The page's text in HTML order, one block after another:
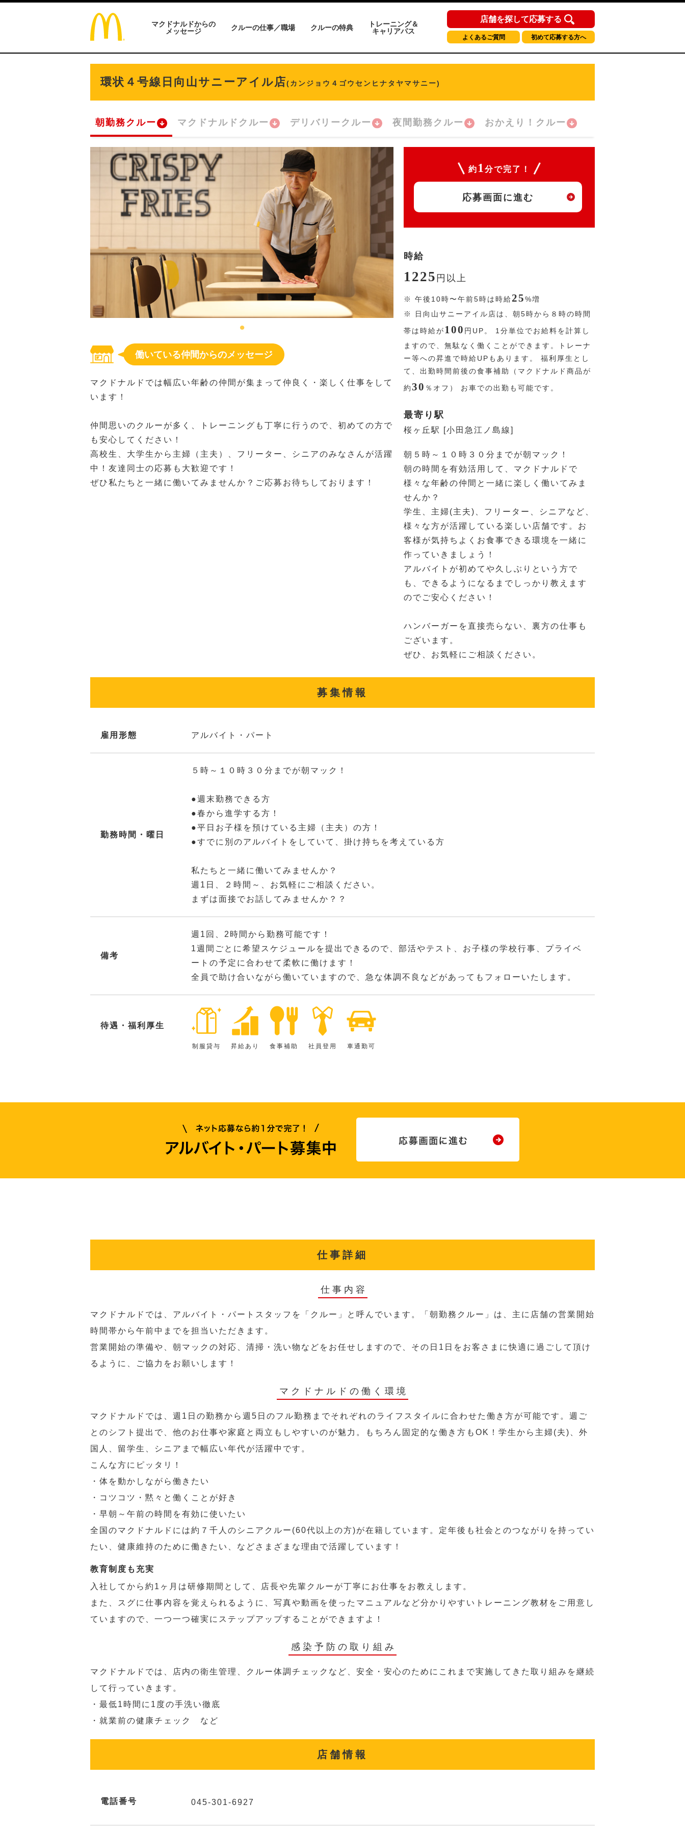
マクドナルドからの
メッセージ
クルーの仕事／職場 クルーの特典
トレーニング＆
キャリアパス
店舗を探して応募する
よくあるご質問 初めて応募する方へ
環状４号線日向山サニーアイル店(カンジョウ４ゴウセンヒナタヤマサニー)
朝勤務クルー マクドナルドクルー デリバリークルー 夜間勤務クルー おかえり！クルー
働いている仲間からのメッセージ
マクドナルドでは幅広い年齢の仲間が集まって仲良く・楽しく仕事をして
います！
仲間思いのクルーが多く、トレーニングも丁寧に行うので、初めての方で
も安心してください！
高校生、大学生から主婦（主夫）、フリーター、シニアのみなさんが活躍
中！友達同士の応募も大歓迎です！
ぜひ私たちと一緒に働いてみませんか？ご応募お待ちしております！
約 1 分で完了！
応募画面に進む
時給
1225 円 以上
※ 午後10時〜午前5時は時給25%増
※
日向山サニーアイル店は、朝5時から８時の時間
帯は時給が100 円 UP。 1分単位でお給料を計算し
ますので、無駄なく働くことができます。トレーナ
ー等への昇進で時給UPもあります。 福利厚生とし
て、出勤時間前後の食事補助（マクドナルド商品が
約30 ％ オフ） お車での出勤も可能です。
最寄り駅
桜ヶ丘駅 [小田急江ノ島線]
朝５時～１０時３０分までが朝マック！
朝の時間を有効活用して、マクドナルドで
様々な年齢の仲間と一緒に楽しく働いてみま
せんか？
学生、主婦(主夫)、フリーター、シニアなど、
様々な方が活躍している楽しい店舗です。お
客様が気持ちよくお食事できる環境を一緒に
作っていきましょう！
アルバイトが初めてや久しぶりという方で
も、できるようになるまでしっかり教えます
のでご安心ください！
ハンバーガーを直接売らない、裏方の仕事も
ございます。
ぜひ、お気軽にご相談ください。
募集情報
雇用形態 アルバイト・パート
勤務時間・曜日
５時～１０時３０分までが朝マック！
●週末勤務できる方
●春から進学する方！
●平日お子様を預けている主婦（主夫）の方！
●すでに別のアルバイトをしていて、掛け持ちを考えている方
私たちと一緒に働いてみませんか？
週1日、２時間～、お気軽にご相談ください。
まずは面接でお話してみませんか？？
備考
週1回、2時間から勤務可能です！
1週間ごとに希望スケジュールを提出できるので、部活やテスト、お子様の学校行事、プライベ
ートの予定に合わせて柔軟に働けます！
全員で助け合いながら働いていますので、急な体調不良などがあってもフォローいたします。
待遇・福利厚生
制服貸与 昇給あり 食事補助 社員登用 車通勤可
仕事詳細
仕事内容
マクドナルドでは、アルバイト・パートスタッフを「クルー」と呼んでいます。「朝勤務クルー」は、主に店舗の営業開始
時間帯から午前中までを担当いただきます。
営業開始の準備や、朝マックの対応、清掃・洗い物などをお任せしますので、その日1日をお客さまに快適に過ごして頂け
るように、ご協力をお願いします！
マクドナルドの働く環境
マクドナルドでは、週1日の勤務から週5日のフル勤務までそれぞれのライフスタイルに合わせた働き方が可能です。週ご
とのシフト提出で、他のお仕事や家庭と両立もしやすいのが魅力。もちろん固定的な働き方もOK！学生から主婦(夫)、外
国人、留学生、シニアまで幅広い年代が活躍中です。
こんな方にピッタリ！
・体を動かしながら働きたい
・コツコツ・黙々と働くことが好き
・早朝～午前の時間を有効に使いたい
全国のマクドナルドには約７千人のシニアクルー(60代以上の方)が在籍しています。定年後も社会とのつながりを持ってい
たい、健康維持のために働きたい、などさまざまな理由で活躍しています！
教育制度も充実
入社してから約1ヶ月は研修期間として、店長や先輩クルーが丁寧にお仕事をお教えします。
また、スグに仕事内容を覚えられるように、写真や動画を使ったマニュアルなど分かりやすいトレーニング教材をご用意し
ていますので、一つ一つ確実にステップアップすることができますよ！
感染予防の取り組み
マクドナルドでは、店内の衛生管理、クルー体調チェックなど、安全・安心のためにこれまで実施してきた取り組みを継続
して行っていきます。
・最低1時間に1度の手洗い徹底
・就業前の健康チェック など
店舗情報
電話番号 045-301-6927